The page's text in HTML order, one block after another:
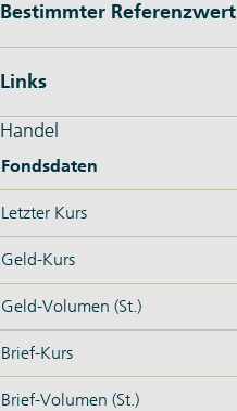
Bestimmter Referenzwert
Links
Handel
Fondsdaten
Letzter Kurs
Geld-Kurs
Geld-Volumen (St.)
Brief-Kurs
Brief-Volumen (St.)